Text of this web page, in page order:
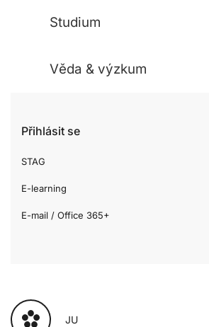
Studium
Věda & výzkum
Přihlásit se
STAG
E-learning
E-mail / Office 365+
JU